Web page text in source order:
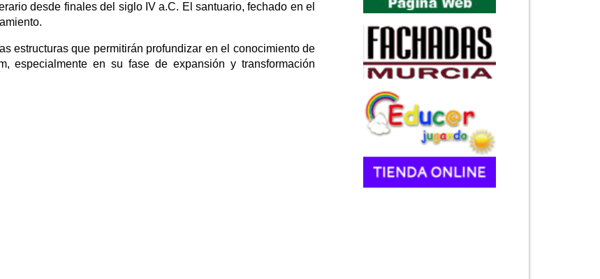
desde finales del siglo IV a.C. El santuario, fechado en el
estructuras que permitirán profundizar en el conocimiento de
especialmente en su fase de expansión y transformación